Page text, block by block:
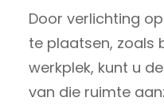
Door verlichting
te plaatsen, zoals
werkplek, kunt u
van die ruimte